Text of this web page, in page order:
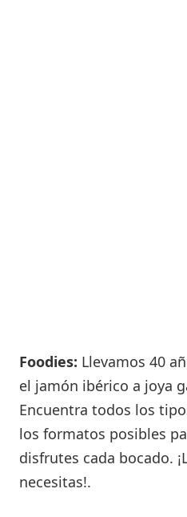
Foodies: Llevamos 40
el jamón ibérico a joya
Encuentra todos los
los formatos posibles
disfrutes cada bocado.
necesitas!.